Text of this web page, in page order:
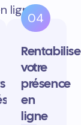
ligne.
04
votre
présence
en
ligne